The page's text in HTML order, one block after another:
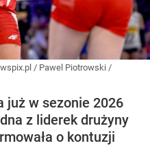
/ Pawel Piotrowski /
już w sezonie 2026
z liderek drużyny
o kontuzji